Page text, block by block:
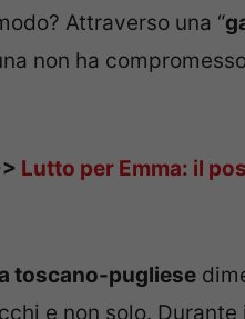
Attraverso una “
non ha
Lutto per Emma: il
toscano-pugliese
e non solo.